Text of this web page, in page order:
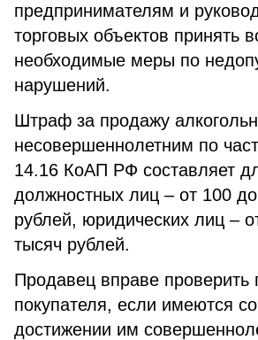
предпринимателям и
торговых объектов принять
необходимые меры по
нарушений.
Штраф за продажу
несовершеннолетним по
14.16 КоАП РФ составляет
должностных лиц – от 100
рублей, юридических лиц –
тысяч рублей.
Продавец вправе проверить
покупателя, если имеются
достижении им